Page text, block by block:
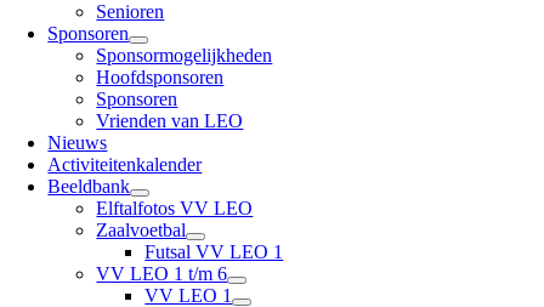
Senioren
Sponsoren
Sponsormogelijkheden
Hoofdsponsoren
Sponsoren
Vrienden van LEO
Nieuws
Activiteitenkalender
Beeldbank
Elftalfotos VV LEO
Zaalvoetbal
Futsal VV LEO 1
VV LEO 1 t/m 6
VV LEO 1